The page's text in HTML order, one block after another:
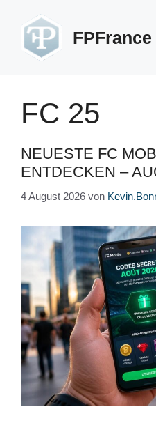
springen
FPFrance
FC 25
NEUESTE FC
ENTDECKEN –
4 August 2026 von